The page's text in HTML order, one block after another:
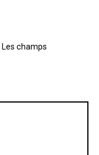
Les champs